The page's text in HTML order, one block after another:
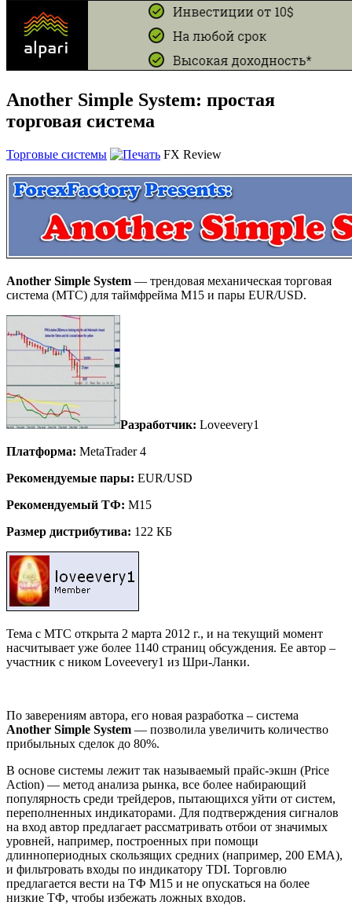
Another Simple System: простая
торговая система
Торговые системы FX Review
Another Simple System — трендовая механическая торговая
система (МТС) для таймфрейма М15 и пары EUR/USD.
Разработчик: Loveevery1
Платформа: MetaTrader 4
Рекомендуемые пары: EUR/USD
Рекомендуемый ТФ: M15
Размер дистрибутива: 122 КБ
Тема с МТС открыта 2 марта 2012 г., и на текущий момент
насчитывает уже более 1140 страниц обсуждения. Ее автор –
участник с ником Loveevery1 из Шри-Ланки.
По заверениям автора, его новая разработка – система
Another Simple System — позволила увеличить количество
прибыльных сделок до 80%.
В основе системы лежит так называемый прайс-экшн (Price
Action) — метод анализа рынка, все более набирающий
популярность среди трейдеров, пытающихся уйти от систем,
переполненных индикаторами. Для подтверждения сигналов
на вход автор предлагает рассматривать отбои от значимых
уровней, например, построенных при помощи
длиннопериодных скользящих средних (например, 200 EMA),
и фильтровать входы по индикатору TDI. Торговлю
предлагается вести на ТФ М15 и не опускаться на более
низкие ТФ, чтобы избежать ложных входов.